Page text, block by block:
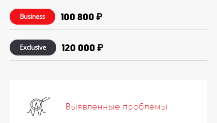
Business 100 800 ₽
Exclusive 120 000 ₽
Выявленные проблемы